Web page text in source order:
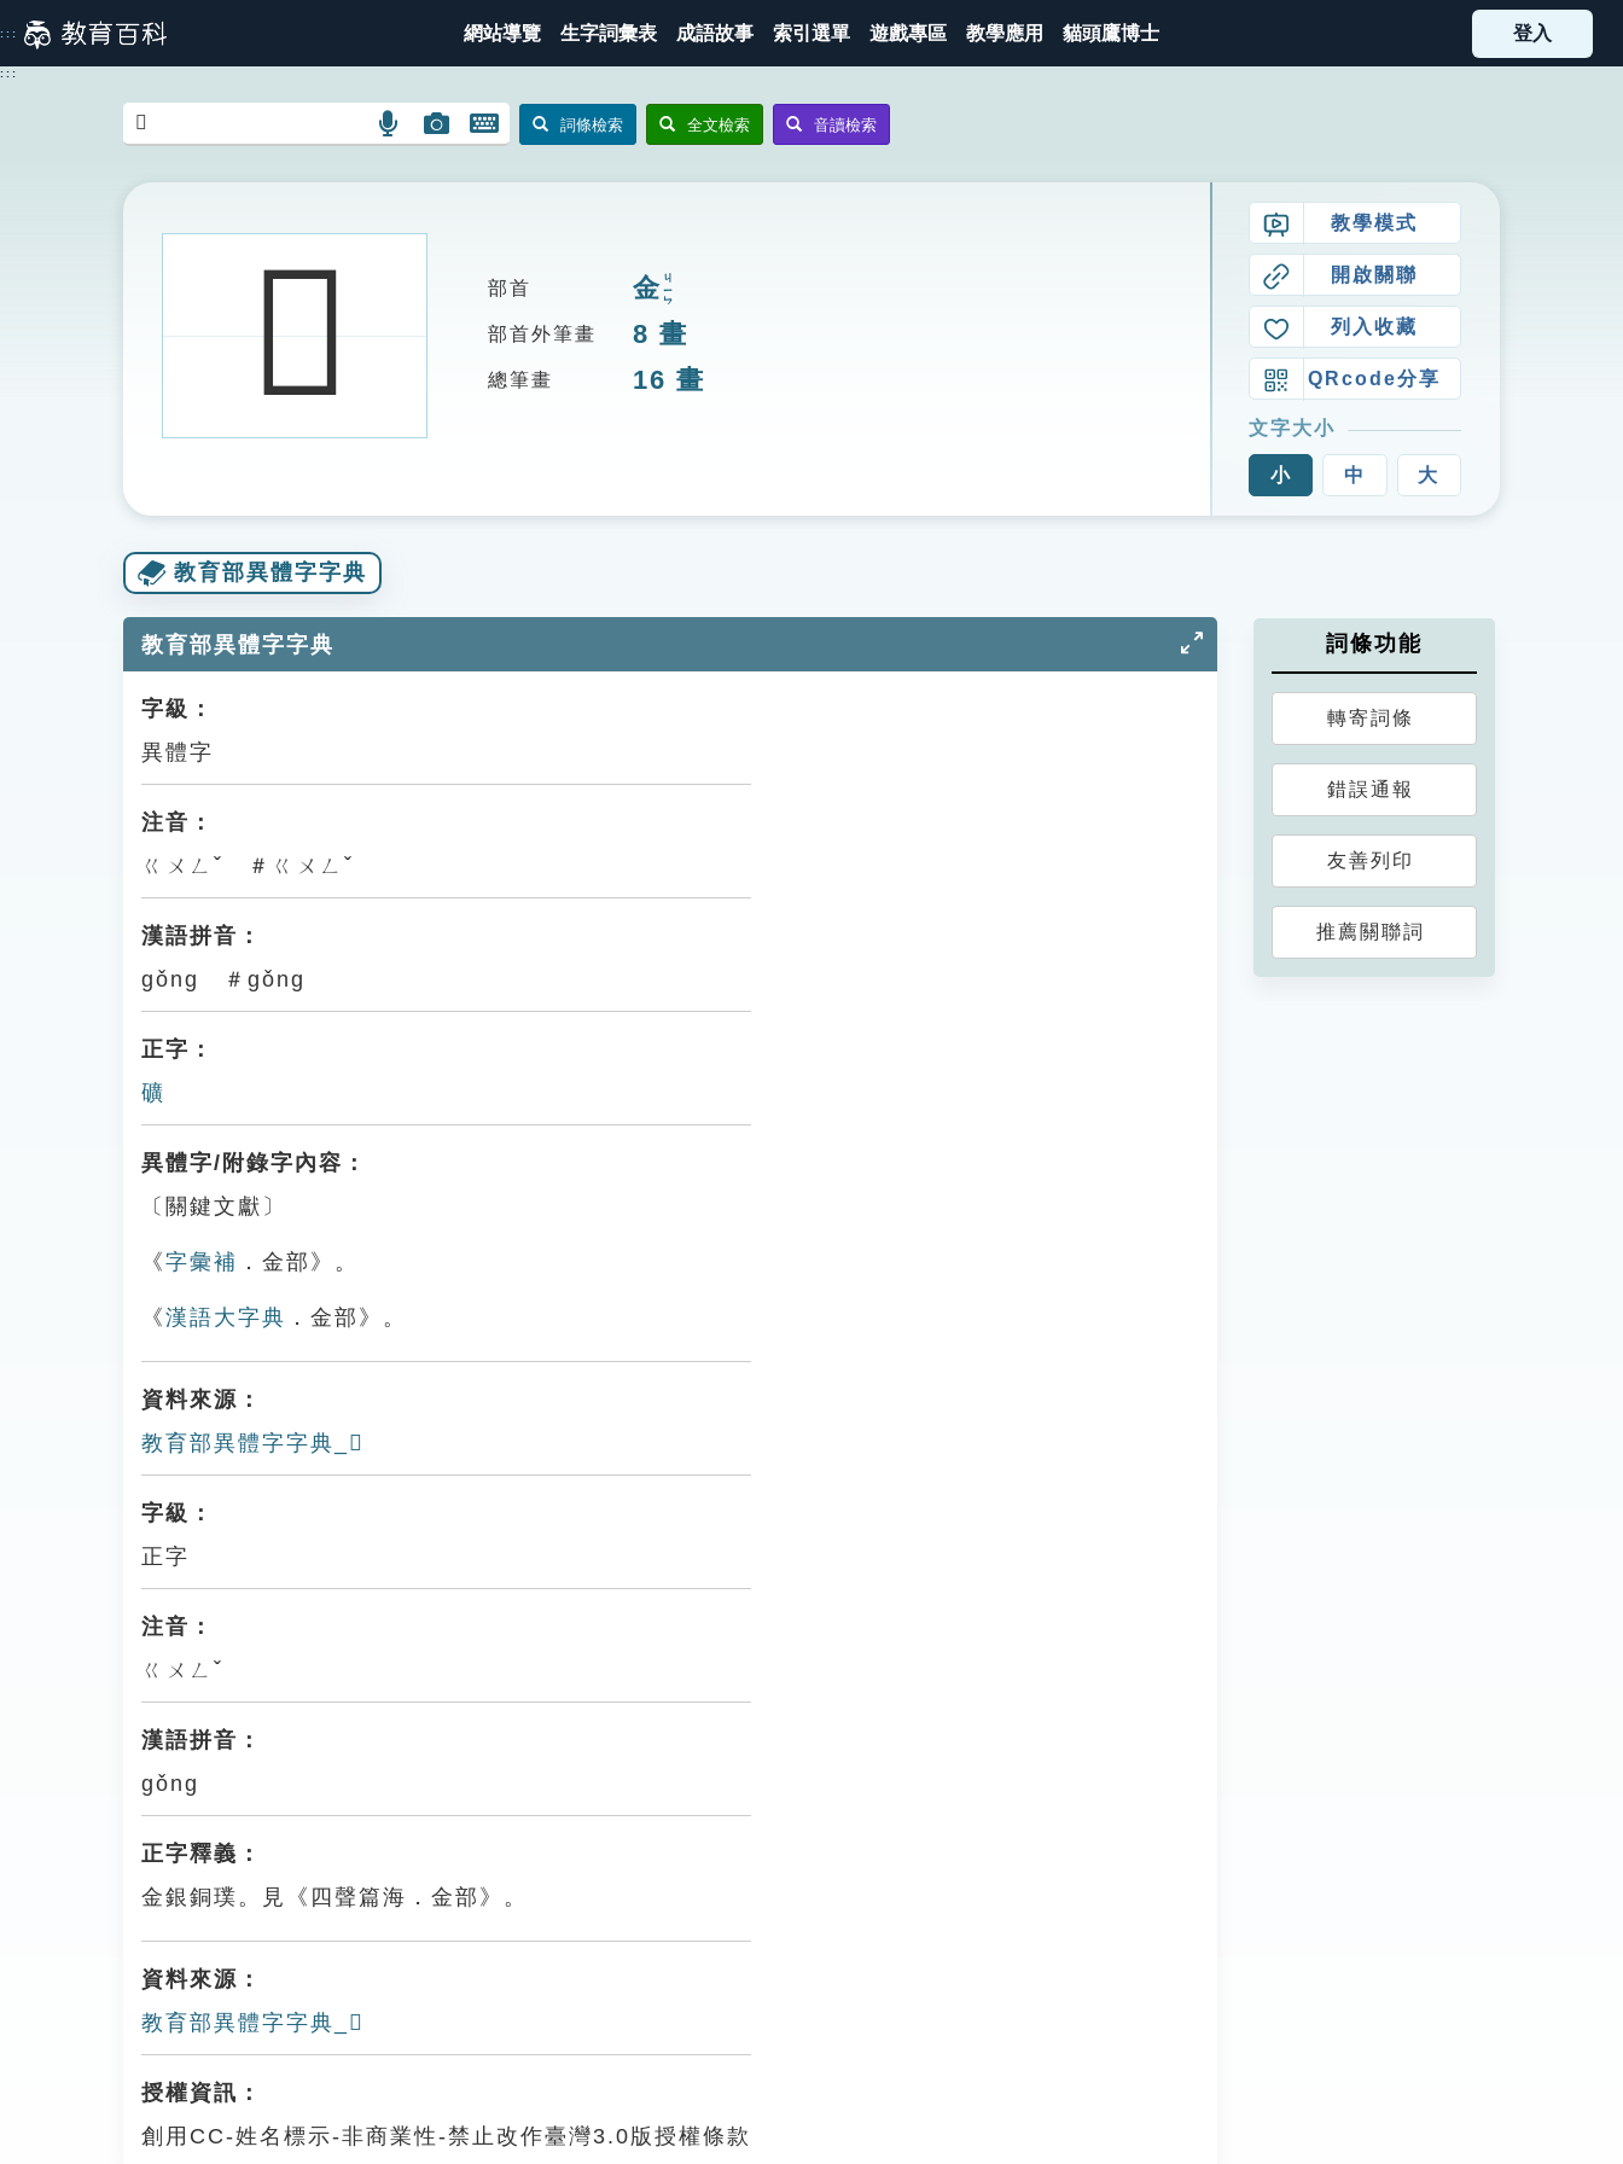
到
主
::: 網站導覽 生字詞彙表 成語故事 索引選單 遊戲專區 教學應用 貓頭鷹博士 登入
:::
語
搜
圖
圖
搜
開
鍵
詞條檢索 全文檢索 音讀檢索
𨧾 部首 金ㄐㄧㄣ
部首外筆畫 8 畫
總筆畫 16 畫
教學模式
開啟關聯
列入收藏
QRcode分享
文字大小
小 中 大
教育部異體字字典
教育部異體字字典
字級：
異體字
注音：
ㄍㄨㄥˇ ＃ㄍㄨㄥˇ
漢語拼音：
gǒng ＃gǒng
正字：
礦
異體字/附錄字內容：
〔關鍵文獻〕
《字彙補 ．金部》。
《漢語大字典 ．金部》。
資料來源：
教育部異體字字典_𨧾
字級：
正字
注音：
ㄍㄨㄥˇ
漢語拼音：
gǒng
正字釋義：
金銀銅璞。見《四聲篇海．金部》。
資料來源：
教育部異體字字典_𨧾
授權資訊：
創用CC-姓名標示-非商業性-禁止改作臺灣3.0版授權條款
詞條功能
轉寄詞條
錯誤通報
友善列印
推薦關聯詞